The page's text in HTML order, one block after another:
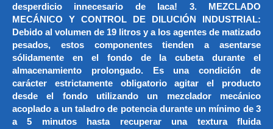
desperdicio innecesario de laca! 3. MEZCLADO
MECÁNICO Y CONTROL DE DILUCIÓN INDUSTRIAL:
Debido al volumen de 19 litros y a los agentes de matizado
pesados, estos componentes tienden a asentarse
sólidamente en el fondo de la cubeta durante el
almacenamiento prolongado. Es una condición de
carácter estrictamente obligatorio agitar el producto
desde el fondo utilizando un mezclador mecánico
acoplado a un taladro de potencia durante un mínimo de 3
a 5 minutos hasta recuperar una textura fluida